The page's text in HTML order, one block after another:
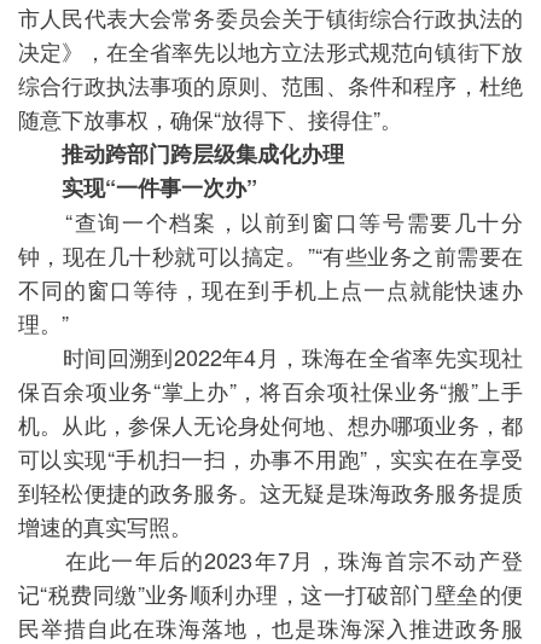
市人民代表大会常务委员会关于镇街综合行政执法的
决定》，在全省率先以地方立法形式规范向镇街下放
综合行政执法事项的原则、范围、条件和程序，杜绝
随意下放事权，确保“放得下、接得住”。
推动跨部门跨层级集成化办理
实现“一件事一次办”
“查询一个档案，以前到窗口等号需要几十分
钟，现在几十秒就可以搞定。”“有些业务之前需要在
不同的窗口等待，现在到手机上点一点就能快速办
理。”
时间回溯到2022年4月，珠海在全省率先实现社
保百余项业务“掌上办”，将百余项社保业务“搬”上手
机。从此，参保人无论身处何地、想办哪项业务，都
可以实现“手机扫一扫，办事不用跑”，实实在在享受
到轻松便捷的政务服务。这无疑是珠海政务服务提质
增速的真实写照。
在此一年后的2023年7月，珠海首宗不动产登
记“税费同缴”业务顺利办理，这一打破部门壁垒的便
民举措自此在珠海落地，也是珠海深入推进政务服